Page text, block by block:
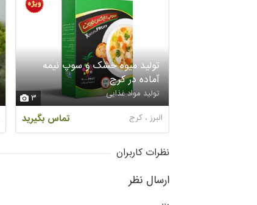
3
تولید میوه خشک و سوپ نیمه
آماده در کرج
تولید مواد غذایی
تماس بگیرید البرز ، کرج
نظرات کاربران
ارسال نظر